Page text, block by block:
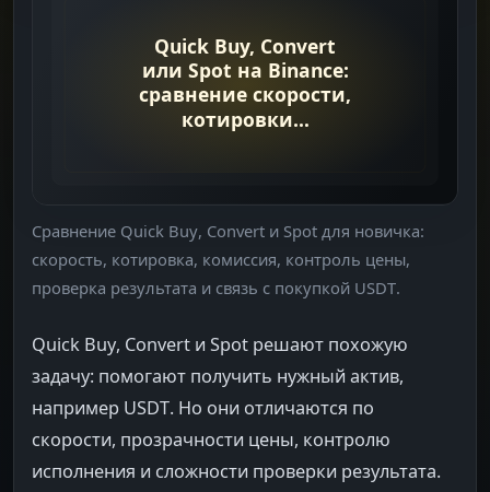
Когда Лучше Convert
Когда Лучше Spot
Сравнение Quick Buy, Convert и Spot для новичка:
скорость, котировка, комиссия, контроль цены,
проверка результата и связь с покупкой USDT.
Quick Buy, Convert и Spot решают похожую
задачу: помогают получить нужный актив,
например USDT. Но они отличаются по
скорости, прозрачности цены, контролю
исполнения и сложности проверки результата.